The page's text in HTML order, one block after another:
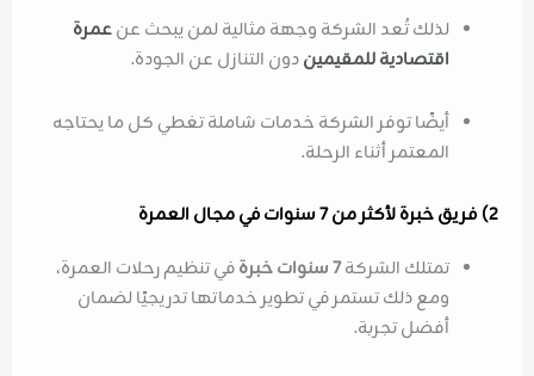
لذلك تُعد الشركة وجهة مثالية لمن يبحث عنعمرة
اقتصادية للمقيميندون التنازل عن الجودة.
أيضًا توفر الشركة خدمات شاملة تغطي كل ما يحتاجه
المعتمر أثناء الرحلة.
2) فريق خبرة لأكثر من 7 سنوات في مجال العمرة
تمتلك الشركة7 سنوات خبرة
في تنظيم رحلات العمرة،
ومع ذلك تستمر في تطوير خدماتها تدريجيًا لضمان
أفضل تجربة.